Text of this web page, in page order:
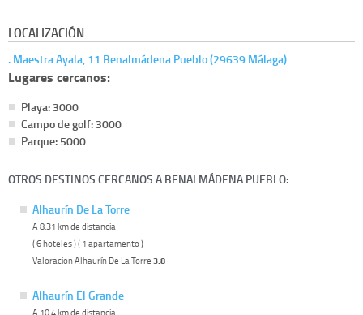
LOCALIZACIÓN
. Maestra Ayala, 11 Benalmádena Pueblo (29639 Málaga)
Lugares cercanos:
Playa: 3000
Campo de golf: 3000
Parque: 5000
OTROS DESTINOS CERCANOS A BENALMÁDENA PUEBLO:
Alhaurín De La Torre
A 8.31 km de distancia
( 6 hoteles ) ( 1 apartamento )
Valoracion Alhaurín De La Torre 3.8
Alhaurín El Grande
A 10.4 km de distancia